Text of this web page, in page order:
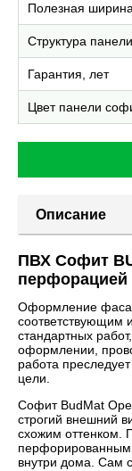
Полезная
Структура
Гарантия, лет
Цвет панели
Описание
ПВХ Софит
Оформление
соответствующим
стандартных
оформлении,
работа
цели.
Софит BudMat
строгий внешний
схожим оттенком.
внутри дома. Сам